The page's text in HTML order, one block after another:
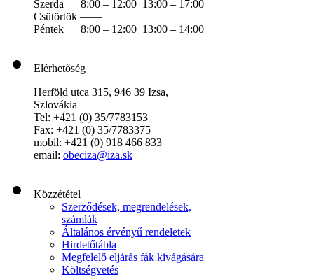
Szerda 8:00 – 12:00 13:00 – 17:00
Csütörtök ——
Péntek 8:00 – 12:00 13:00 – 14:00
Elérhetőség
Herföld utca 315, 946 39 Izsa,
Szlovákia
Tel: +421 (0) 35/7783153
Fax: +421 (0) 35/7783375
mobil: +421 (0) 918 466 833
email: obeciza@iza.sk
Közzététel
Szerződések, megrendelések,
számlák
Általános érvényű rendeletek
Hirdetőtábla
Megfelelő eljárás fák kivágására
Költségvetés